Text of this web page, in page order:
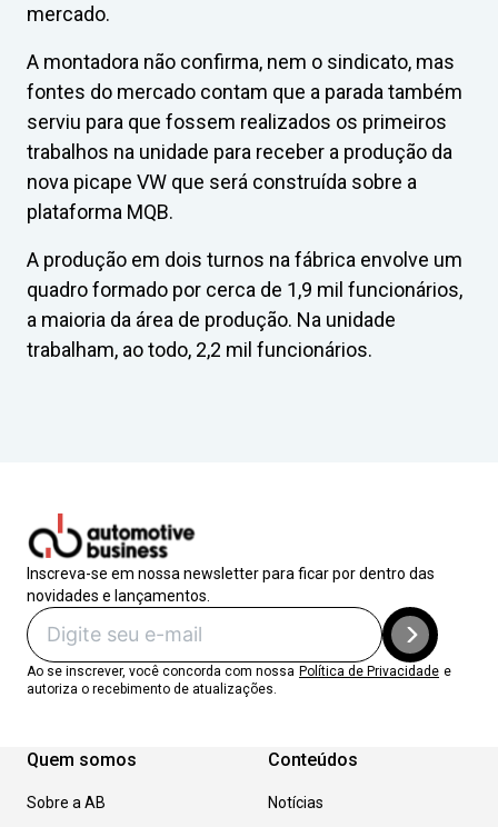
mercado.
A montadora não confirma, nem o sindicato, mas
fontes do mercado contam que a parada também
serviu para que fossem realizados os primeiros
trabalhos na unidade para receber a produção da
nova picape VW que será construída sobre a
plataforma MQB.
A produção em dois turnos na fábrica envolve um
quadro formado por cerca de 1,9 mil funcionários,
a maioria da área de produção. Na unidade
trabalham, ao todo, 2,2 mil funcionários.
Inscreva-se em nossa newsletter para ficar por dentro das
novidades e lançamentos.
Ao se inscrever, você concorda com nossa Política de Privacidade e
autoriza o recebimento de atualizações.
Quem somos
Sobre a AB
Conteúdos
Notícias